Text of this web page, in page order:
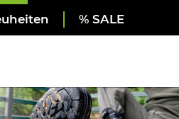
% SALE